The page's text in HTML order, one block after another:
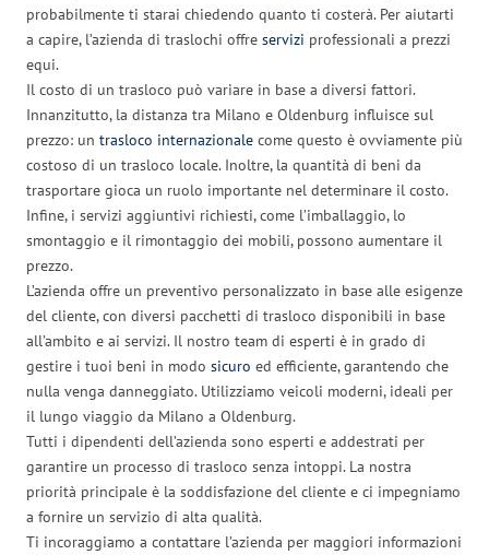
probabilmente ti starai chiedendo quanto ti costerà. Per aiutarti
a capire, l’azienda di traslochi offre servizi professionali a prezzi
equi.
Il costo di un trasloco può variare in base a diversi fattori.
Innanzitutto, la distanza tra Milano e Oldenburg influisce sul
prezzo: un trasloco internazionale come questo è ovviamente più
costoso di un trasloco locale. Inoltre, la quantità di beni da
trasportare gioca un ruolo importante nel determinare il costo.
Infine, i servizi aggiuntivi richiesti, come l’imballaggio, lo
smontaggio e il rimontaggio dei mobili, possono aumentare il
prezzo.
L’azienda offre un preventivo personalizzato in base alle esigenze
del cliente, con diversi pacchetti di trasloco disponibili in base
all’ambito e ai servizi. Il nostro team di esperti è in grado di
gestire i tuoi beni in modo sicuro ed efficiente, garantendo che
nulla venga danneggiato. Utilizziamo veicoli moderni, ideali per
il lungo viaggio da Milano a Oldenburg.
Tutti i dipendenti dell’azienda sono esperti e addestrati per
garantire un processo di trasloco senza intoppi. La nostra
priorità principale è la soddisfazione del cliente e ci impegniamo
a fornire un servizio di alta qualità.
Ti incoraggiamo a contattare l’azienda per maggiori informazioni